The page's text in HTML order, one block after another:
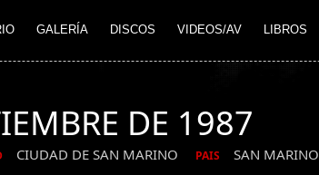
GALERÍA DISCOS VIDEOS/AV LIBROS
DE 1987
CIUDAD DE SAN MARINO PAIS SAN MARINO